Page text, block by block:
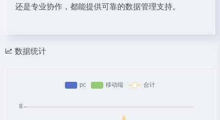
还是专业协作，都能提供可靠的数据管理支持。
数据统计